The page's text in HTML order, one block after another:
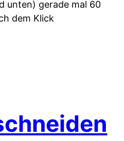
unten) gerade mal 60
dem Klick